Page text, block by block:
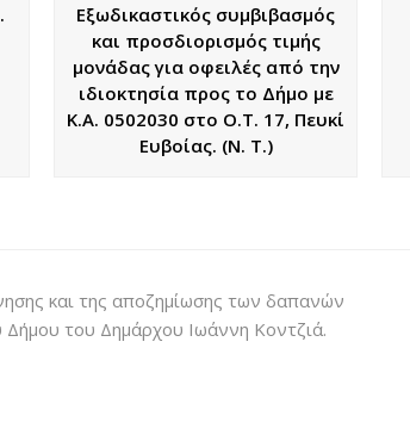
Εξωδικαστικός συμβιβασμός
και προσδιορισμός τιμής
μονάδας για οφειλές από την
ιδιοκτησία προς το Δήμο με
Κ.Α. 0502030 στο Ο.Τ. 17, Πευκί
Ευβοίας. (Ν. Τ.)
και της αποζημίωσης των δαπανών
Δήμου του Δημάρχου Ιωάννη Κοντζιά.